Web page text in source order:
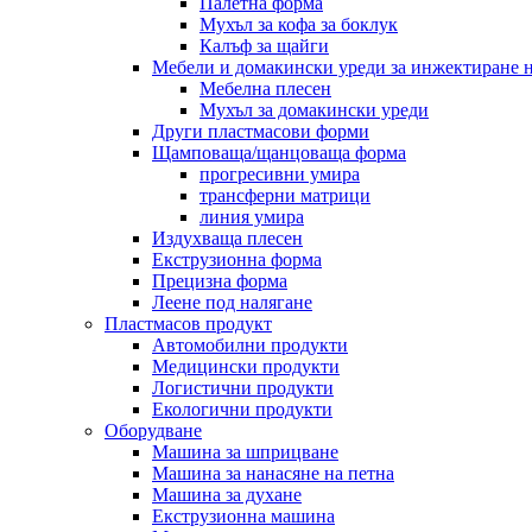
Мухъл за кофа за боклук
Калъф за щайги
Мебели и домакински уреди за инжектиране
Мебелна плесен
Мухъл за домакински уреди
Други пластмасови форми
Щамповаща/щанцоваща форма
прогресивни умира
трансферни матрици
линия умира
Издухваща плесен
Екструзионна форма
Прецизна форма
Леене под налягане
Пластмасов продукт
Автомобилни продукти
Медицински продукти
Логистични продукти
Екологични продукти
Оборудване
Машина за шприцване
Машина за нанасяне на петна
Машина за духане
Екструзионна машина